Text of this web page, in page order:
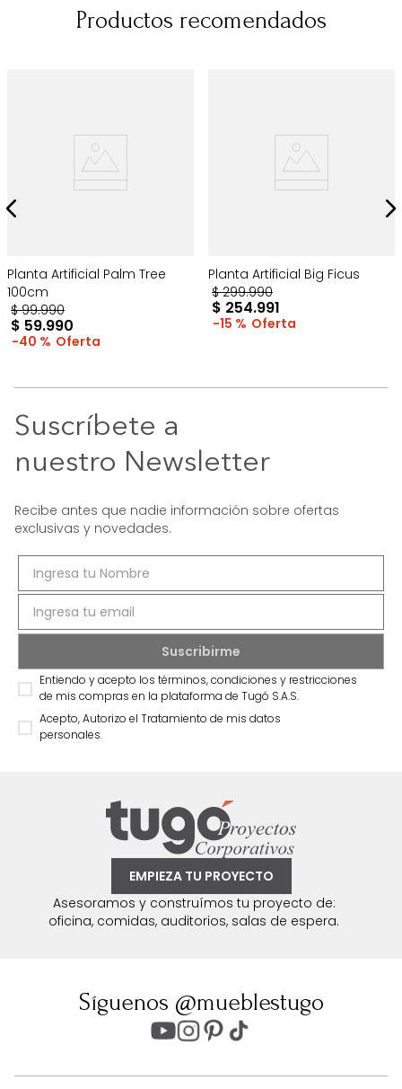
Productos recomendados
Planta Artificial Palm Tree
100cm
$ 99.990
$ 59.990
40 %
Planta Artificial Big Ficus
$ 299.990
$ 254.991
15 %
Suscríbete a
nuestro Newsletter
Recibe antes que nadie información sobre ofertas
exclusivas y novedades.
Entiendo y acepto los términos, condiciones y restricciones
de mis compras en la plataforma de Tugó S.A.S.
Acepto, Autorizo el Tratamiento de mis datos
personales.
EMPIEZA TU PROYECTO
Asesoramos y construímos tu proyecto de:
oficina, comidas, auditorios, salas de espera.
Síguenos @mueblestugo